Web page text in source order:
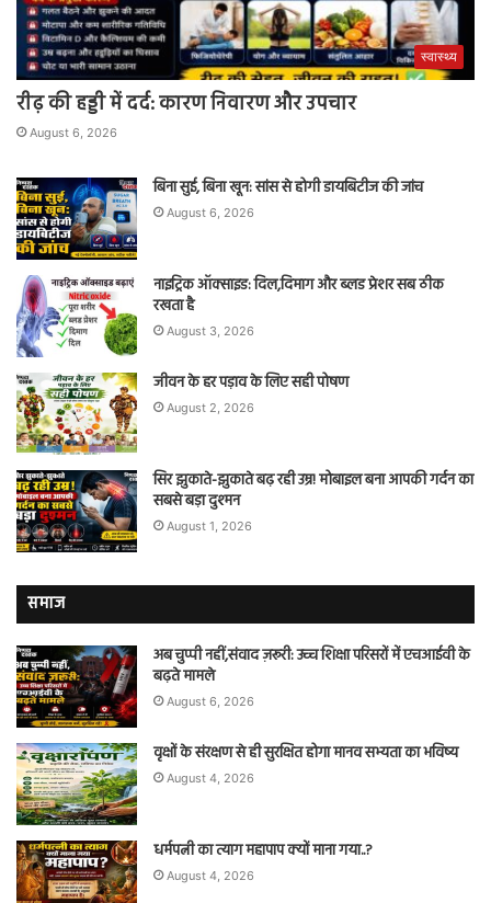
स्वास्थ्य
रीढ़ की हड्डी में दर्द: कारण निवारण और उपचार
August 6, 2026
बिना सुई, बिना खून: सांस से होगी डायबिटीज की जांच
August 6, 2026
नाइट्रिक ऑक्साइड: दिल,दिमाग और ब्लड प्रेशर सब ठीक
रखता है
August 3, 2026
जीवन के हर पड़ाव के लिए सही पोषण
August 2, 2026
सिर झुकाते-झुकाते बढ़ रही उम्र! मोबाइल बना आपकी गर्दन का
सबसे बड़ा दुश्मन
August 1, 2026
समाज
अब चुप्पी नहीं,संवाद ज़रूरी: उच्च शिक्षा परिसरों में एचआईवी के
बढ़ते मामले
August 6, 2026
वृक्षों के संरक्षण से ही सुरक्षित होगा मानव सभ्यता का भविष्य
August 4, 2026
धर्मपत्नी का त्याग महापाप क्यों माना गया..?
August 4, 2026